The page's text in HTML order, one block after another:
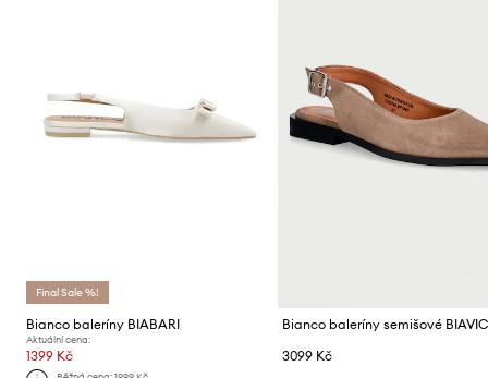
Final Sale %!
Bianco baleríny BIABARI
Aktuální cena:
1399 Kč 3099 Kč